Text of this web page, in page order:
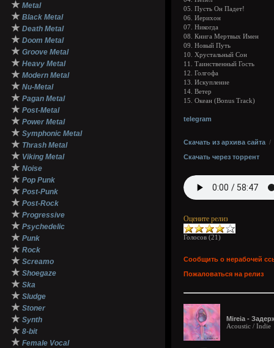
★ Metal
★ Black Metal
★ Death Metal
★ Doom Metal
★ Groove Metal
★ Heavy Metal
★ Modern Metal
★ Nu-Metal
★ Pagan Metal
★ Post-Metal
★ Power Metal
★ Symphonic Metal
★ Thrash Metal
★ Viking Metal
★ Noise
★ Pop Punk
★ Post-Punk
★ Post-Rock
★ Progressive
★ Psychedelic
★ Punk
★ Rock
★ Screamo
★ Shoegaze
★ Ska
★ Sludge
★ Stoner
★ Synth
★ 8-bit
★ Female Vocal
05. Пусть Он Падет!
06. Иерихон
07. Никогда
08. Книга Мертвых Имен
09. Новый Путь
10. Хрустальный Сон
11. Таинственный Гость
12. Голгофа
13. Искупление
14. Ветер
15. Океан (Bonus Track)
telegram
Скачать из архива сайта /
Скачать через торрент
Оцените релиз
Голосов (21)
Сообщить о нерабочей
Пожаловаться на релиз
Mireia -
Acoustic / Indie